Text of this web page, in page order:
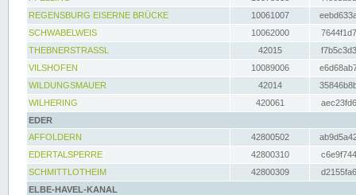
REGENSBURG EISERNE BRÜCKE
10061007
SCHWABELWEIS
10062000
THEBNERSTRASSL
42015
VILSHOFEN
10089006
WILDUNGSMAUER
42014
WILHERING
420061
EDER
AFFOLDERN
42800502
EDERTALSPERRE
42800310
SCHMITTLOTHEIM
42800309
ELBE-HAVEL-KANAL